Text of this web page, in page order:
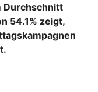
Durchschnitt
54.1% zeigt,